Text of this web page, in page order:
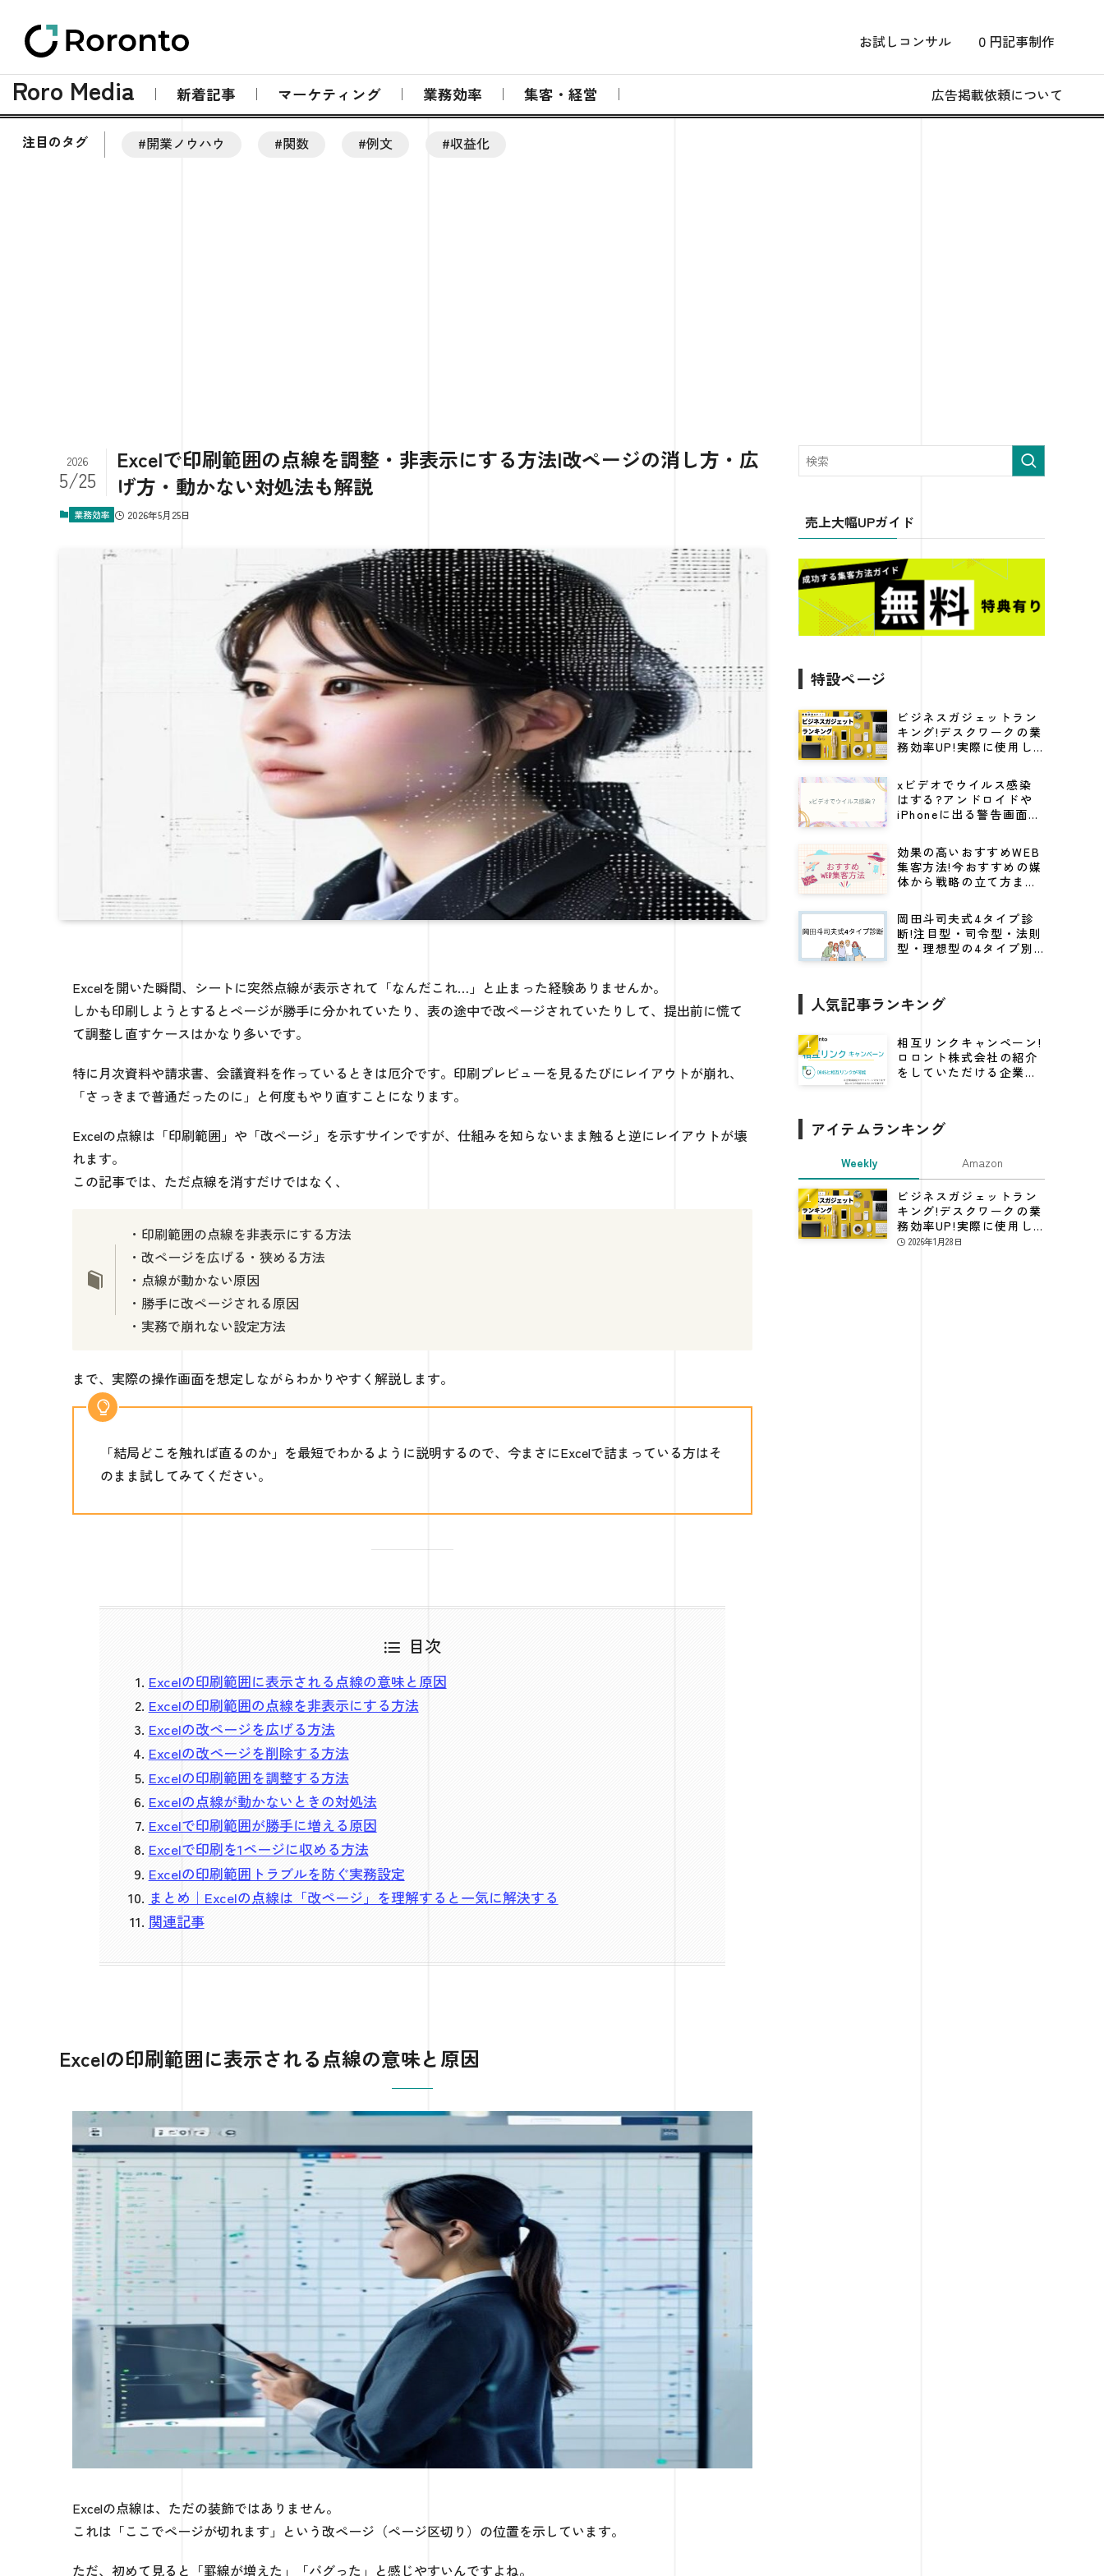
お試しコンサル ０円記事制作
Roro Media 新着記事 マーケティング 業務効率 集客・経営 広告掲載依頼について
注目のタグ #開業ノウハウ #関数 #例文 #収益化
Excelで印刷範囲の点線を調整・非表示にする方法|改ページの消し方・広
げ方・動かない対処法も解説
2026
5/25
業務効率 2026年5月25日
Excelを開いた瞬間、シートに突然点線が表示されて「なんだこれ…」と止まった経験ありませんか。
しかも印刷しようとするとページが勝手に分かれていたり、表の途中で改ページされていたりして、提出前に慌て
て調整し直すケースはかなり多いです。
特に月次資料や請求書、会議資料を作っているときは厄介です。印刷プレビューを見るたびにレイアウトが崩れ、
「さっきまで普通だったのに」と何度もやり直すことになります。
Excelの点線は「印刷範囲」や「改ページ」を示すサインですが、仕組みを知らないまま触ると逆にレイアウトが壊
れます。
この記事では、ただ点線を消すだけではなく、
・印刷範囲の点線を非表示にする方法
・改ページを広げる・狭める方法
・点線が動かない原因
・勝手に改ページされる原因
・実務で崩れない設定方法
まで、実際の操作画面を想定しながらわかりやすく解説します。
「結局どこを触れば直るのか」を最短でわかるように説明するので、今まさにExcelで詰まっている方はそ
のまま試してみてください。
目次
Excelの印刷範囲に表示される点線の意味と原因
Excelの印刷範囲の点線を非表示にする方法
Excelの改ページを広げる方法
Excelの改ページを削除する方法
Excelの印刷範囲を調整する方法
Excelの点線が動かないときの対処法
Excelで印刷範囲が勝手に増える原因
Excelで印刷を1ページに収める方法
Excelの印刷範囲トラブルを防ぐ実務設定
まとめ｜Excelの点線は「改ページ」を理解すると一気に解決する
関連記事
Excelの印刷範囲に表示される点線の意味と原因
Excelの点線は、ただの装飾ではありません。
これは「ここでページが切れます」という改ページ（ページ区切り）の位置を示しています。
ただ、初めて見ると「罫線が増えた」「バグった」と感じやすいんですよね。
売上大幅UPガイド
特設ページ
ビジネスガジェットラン
キング!デスクワークの業
務効率UP!実際に使用し
xビデオでウイルス感染
はする?アンドロイドや
iPhoneに出る警告画面の
説
効果の高いおすすめWEB
集客方法!今おすすめの媒
体から戦略の立て方まで
岡田斗司夫式4タイプ診
断!注目型・司令型・法則
型・理想型の4タイプ別
人気記事ランキング
相互リンクキャンペーン!
ロロント株式会社の紹介
をしていただける企業様
アイテムランキング
Weekly Amazon
ビジネスガジェットラン
キング!デスクワークの業
務効率UP!実際に使用し
てる仕事効率化グッズ
2026年1月28日